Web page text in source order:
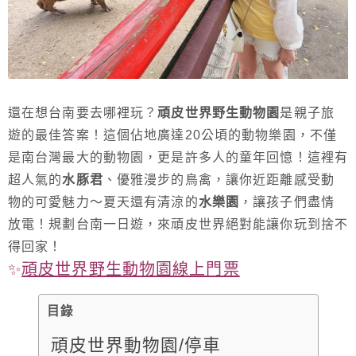
還在想台南要去哪裡玩？頑皮世界野生動物園 是親子旅
遊的最佳答案！這個佔地廣達20公頃的動物樂園，不僅
是南台灣最大的動物園，更是許多人的童年回憶！這裡有
超人氣的水豚君 、優雅漫步的鳥禽，讓你近距離感受動
物的可愛魅力～夏天還有清涼的水樂園 ，讓孩子們盡情
放電！規劃台南一日遊，來頑皮世界絕對能讓你玩到捨不
得回家！
✨頑皮世界野生動物園線上門票
目錄
頑皮世界動物園/停車